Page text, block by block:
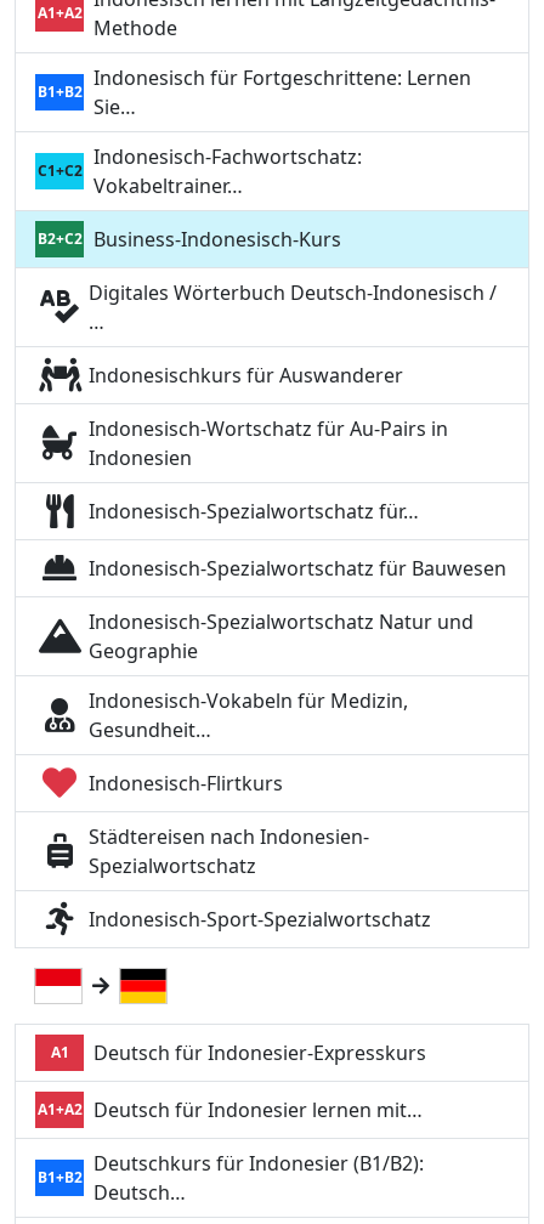
A1+A2
Methode
B1+B2
Indonesisch für Fortgeschrittene: Lernen
Sie…
C1+C2
Indonesisch-Fachwortschatz:
Vokabeltrainer…
B2+C2
Business-Indonesisch-Kurs
Digitales Wörterbuch Deutsch-Indonesisch /
…
Indonesischkurs für Auswanderer
Indonesisch-Wortschatz für Au-Pairs in
Indonesien
Indonesisch-Spezialwortschatz für…
Indonesisch-Spezialwortschatz für Bauwesen
Indonesisch-Spezialwortschatz Natur und
Geographie
Indonesisch-Vokabeln für Medizin,
Gesundheit…
Indonesisch-Flirtkurs
Städtereisen nach Indonesien-
Spezialwortschatz
Indonesisch-Sport-Spezialwortschatz
A1 Deutsch für Indonesier-Expresskurs
A1+A2 Deutsch für Indonesier lernen mit…
B1+B2
Deutschkurs für Indonesier (B1/B2):
Deutsch…